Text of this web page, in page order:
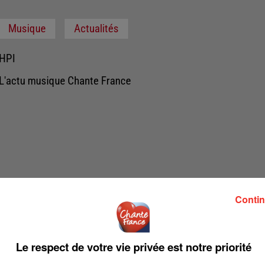
Musique Actualités
HPI
L'actu musique Chante France
Le respect de votre vie privée est notre priorité